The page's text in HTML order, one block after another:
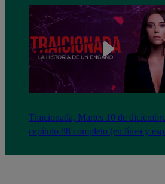
Traicionada, Martes 10 de
capítulo 88 completo (en línea y